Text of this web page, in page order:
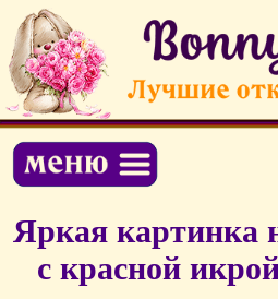
Яркая картинка
с красной